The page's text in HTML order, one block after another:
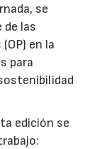
se
de las
en la
para
edición se